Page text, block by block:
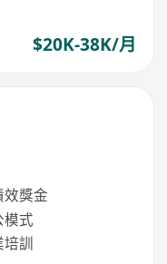
$20K-38K/月
獎金
模式
訓